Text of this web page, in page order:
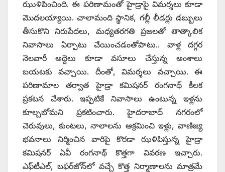
ఝుళిపించింది. ఈ పరిణామంతో హైడ్రాపై విమర్శలు కూడా
మొదలయ్యాయి. చాలామంది స్థానిక, గల్లీ లీడర్లు డబ్బులు
తీసుకొని నిరుపేదలు, మధ్యతరగతి ప్రజలతో తాత్కాలిక
నివాసాలు ఏర్పాటు చేయించడంతోపాటు.. వాళ్ల దగ్గర
నెలవారీ అద్దెలు కూడా వసూలు చేస్తున్న అంశాలు
బయటకు వచ్చాయి. దీంతో, విమర్శలు వచ్చాయి. ఈ
పరిణామాల తర్వాత హైడ్రా కమిషనర్‌ ‌రంగనాథ్‌ ‌కీలక
ప్రకటన చేశారు. ఇప్పటికే నివాసాలు ఉంటున్న ఇళ్లను
కూల్చబోమని ప్రకటించారు. హైదరాబాద్‌ ‌నగరంలో
చెరువులు, కుంటలు, నాలాలను ఆక్రమించి ఇళ్లు, వాణిజ్య
భవనాలు నిర్మించిన వారిపై కొరడా ఝళిపిస్తున్న హైడ్రా
కమిషనర్‌ ఏవీ రంగనాథ్‌ ‌కొత్తగా వివరణ ఇచ్చారు.
ఎఫ్‌టీఎల్‌, ‌బఫర్‌జోన్‌లో వచ్చే కొత్త నిర్మాణాలను మాత్రమే